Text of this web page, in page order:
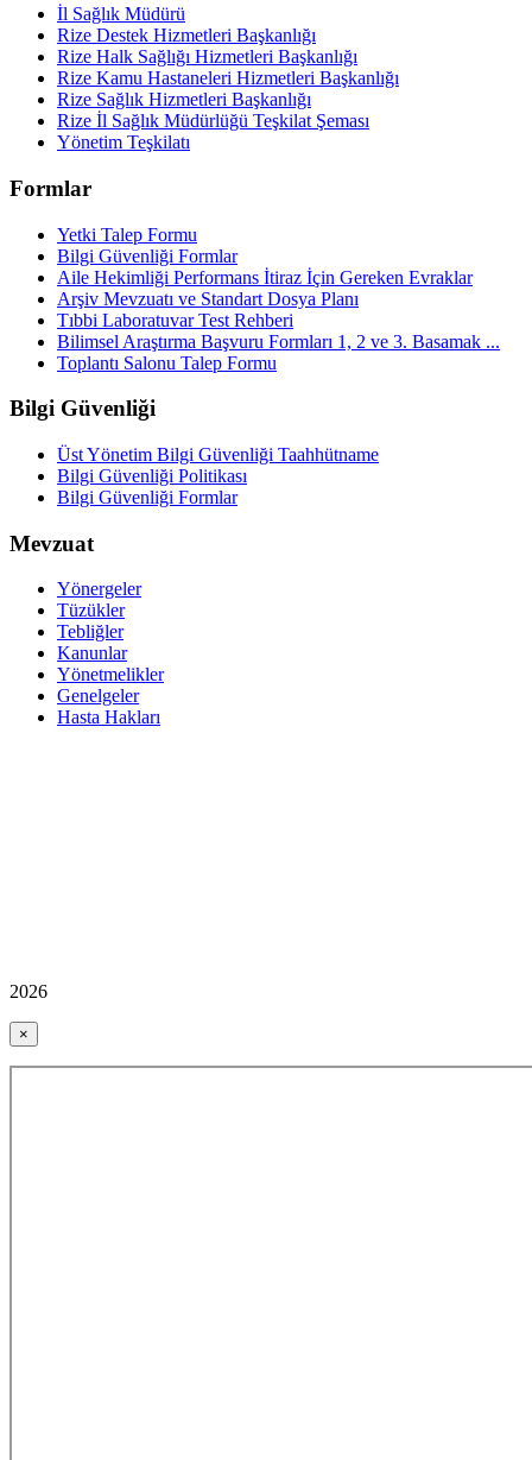
İl Sağlık Müdürü
Rize Destek Hizmetleri Başkanlığı
Rize Halk Sağlığı Hizmetleri Başkanlığı
Rize Kamu Hastaneleri Hizmetleri Başkanlığı
Rize Sağlık Hizmetleri Başkanlığı
Rize İl Sağlık Müdürlüğü Teşkilat Şeması
Yönetim Teşkilatı
Formlar
Yetki Talep Formu
Bilgi Güvenliği Formlar
Aile Hekimliği Performans İtiraz İçin Gereken Evraklar
Arşiv Mevzuatı ve Standart Dosya Planı
Tıbbi Laboratuvar Test Rehberi
Bilimsel Araştırma Başvuru Formları 1, 2 ve 3. Basamak ...
Toplantı Salonu Talep Formu
Bilgi Güvenliği
Üst Yönetim Bilgi Güvenliği Taahhütname
Bilgi Güvenliği Politikası
Bilgi Güvenliği Formlar
Mevzuat
Yönergeler
Tüzükler
Tebliğler
Kanunlar
Yönetmelikler
Genelgeler
Hasta Hakları
2026
×